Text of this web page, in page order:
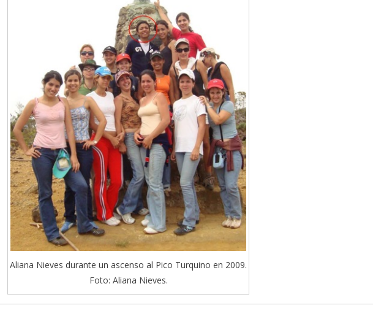
Aliana Nieves durante un ascenso al Pico Turquino en 2009.
Foto: Aliana Nieves.